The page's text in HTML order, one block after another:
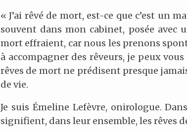
« J’ai rêvé de mort, est-ce que c’est un
souvent dans mon cabinet, posée avec
mort effraient, car nous les prenons
à accompagner des rêveurs, je peux
rêves de mort ne prédisent presque
de vie.
Je suis Émeline Lefèvre, onirologue.
signifient, dans leur ensemble, les rêves